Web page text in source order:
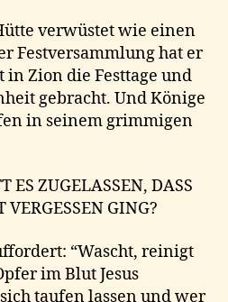
verwüstet wie einen
Festversammlung hat er
in Zion die Festtage und
gebracht. Und Könige
in seinem grimmigen
ES ZUGELASSEN, DASS
VERGESSEN GING?
“Wascht, reinigt
im Blut Jesus
taufen lassen und wer